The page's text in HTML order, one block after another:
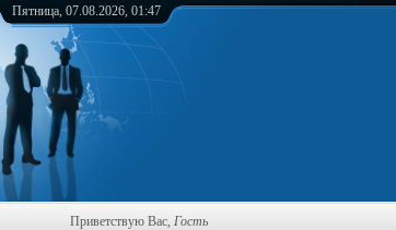
Пятница, 07.08.2026, 01:47
Приветствую Вас, Гость